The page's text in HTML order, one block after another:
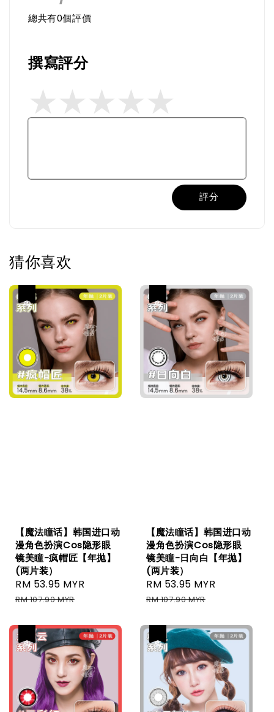
總共有0個評價
撰寫評分
評分
猜你喜欢
【魔法瞳话】韩国进口动
漫角色扮演Cos隐形眼
镜美瞳-疯帽匠【年抛】
(两片装）
Sale
price
RM 53.95 MYR
RM 107.90 MYR
【魔法瞳话】韩国进口动
漫角色扮演Cos隐形眼
镜美瞳-日向白【年抛】
(两片装）
Sale
price
RM 53.95 MYR
RM 107.90 MYR